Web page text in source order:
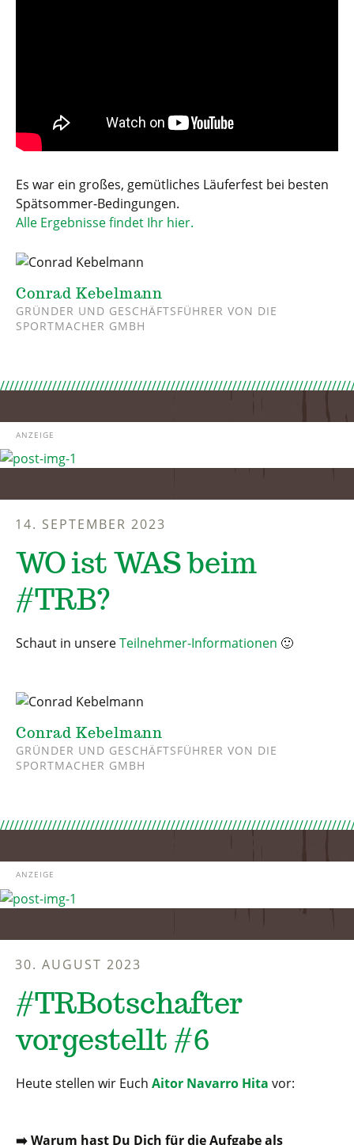
Es war ein großes, gemütliches Läuferfest bei besten
Spätsommer-Bedingungen.
Alle Ergebnisse findet Ihr hier.
Conrad Kebelmann
GRÜNDER UND GESCHÄFTSFÜHRER VON DIE
SPORTMACHER GMBH
ANZEIGE
14. SEPTEMBER 2023
WO ist WAS beim
#TRB?
Schaut in unsereTeilnehmer-Informationen 🙂
Conrad Kebelmann
GRÜNDER UND GESCHÄFTSFÜHRER VON DIE
SPORTMACHER GMBH
ANZEIGE
30. AUGUST 2023
#TRBotschafter
vorgestellt #6
Heute stellen wir Euch Aitor Navarro Hita vor:
➡️ Warum hast Du Dich für die Aufgabe als